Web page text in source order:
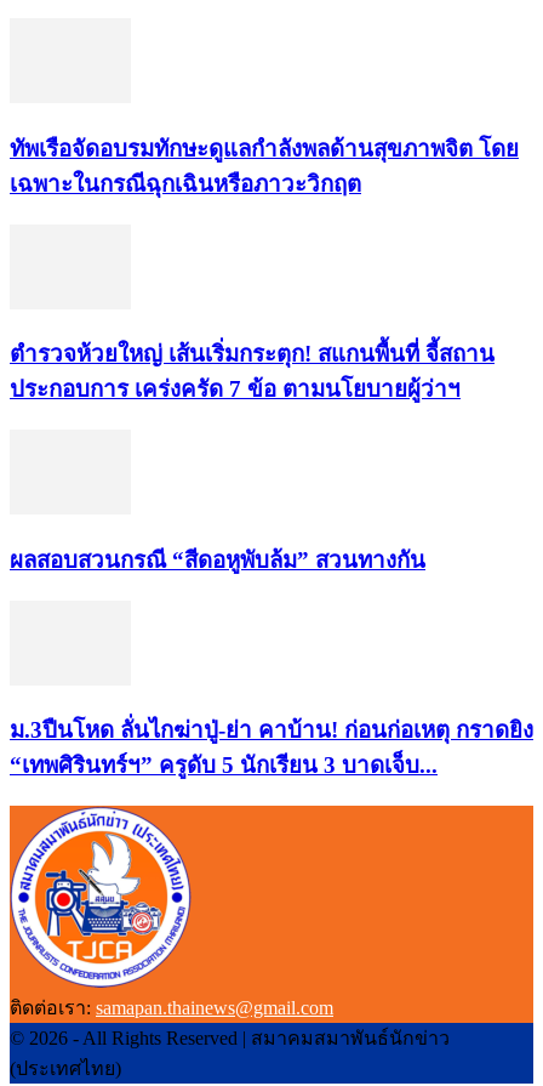
ทัพเรือจัดอบรมทักษะดูแลกำลังพลด้านสุขภาพจิต โดย
เฉพาะในกรณีฉุกเฉินหรือภาวะวิกฤต
ตำรวจห้วยใหญ่ เส้นเริ่มกระตุก! สแกนพื้นที่ จี้สถาน
ประกอบการ เคร่งครัด 7 ข้อ ตามนโยบายผู้ว่าฯ
ผลสอบสวนกรณี “สีดอหูพับล้ม” สวนทางกัน
ม.3ปืนโหด ลั่นไกฆ่าปู่-ย่า คาบ้าน! ก่อนก่อเหตุ กราดยิง
“เทพศิรินทร์ฯ” ครูดับ 5 นักเรียน 3 บาดเจ็บ...
ติดต่อเรา: samapan.thainews@gmail.com
© 2026 - All Rights Reserved | สมาคมสมาพันธ์นักข่าว
(ประเทศไทย)